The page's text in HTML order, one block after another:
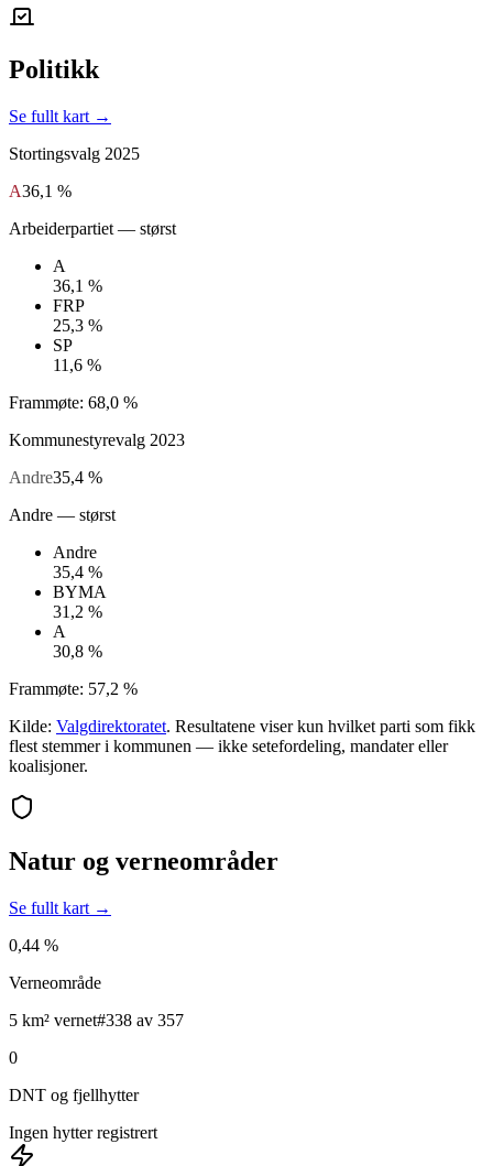
Politikk
Se fullt kart →
Stortingsvalg 2025
A36,1 %
Arbeiderpartiet — størst
A
36,1 %
FRP
25,3 %
SP
11,6 %
Frammøte: 68,0 %
Kommunestyrevalg 2023
Andre35,4 %
Andre — størst
Andre
35,4 %
BYMA
31,2 %
A
30,8 %
Frammøte: 57,2 %
Kilde: Valgdirektoratet. Resultatene viser kun hvilket parti som fikk
flest stemmer i kommunen — ikke setefordeling, mandater eller
koalisjoner.
Natur og verneområder
Se fullt kart →
0,44 %
Verneområde
5 km² vernet#338 av 357
0
DNT og fjellhytter
Ingen hytter registrert